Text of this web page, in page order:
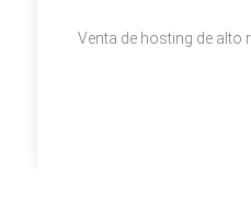
Venta de hosting de alto